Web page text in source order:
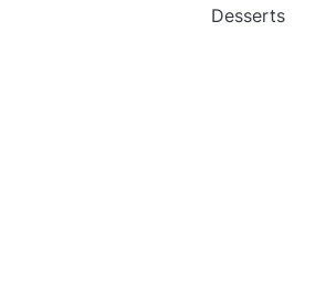
Desserts